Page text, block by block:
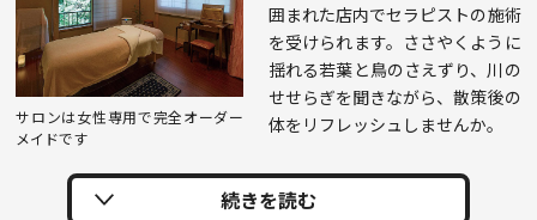
サロンは女性専用で完全オーダー
メイドです
囲まれた店内でセラピストの施術
を受けられます。ささやくように
揺れる若葉と鳥のさえずり、川の
せせらぎを聞きながら、散策後の
体をリフレッシュしませんか｡